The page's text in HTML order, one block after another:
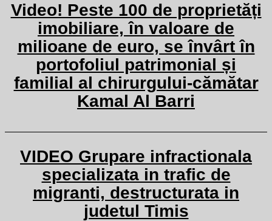
Video! Peste 100 de proprietăți
imobiliare, în valoare de
milioane de euro, se învârt în
portofoliul patrimonial și
familial al chirurgului-cămătar
Kamal Al Barri
VIDEO Grupare infractionala
specializata in trafic de
migranti, destructurata in
judetul Timis